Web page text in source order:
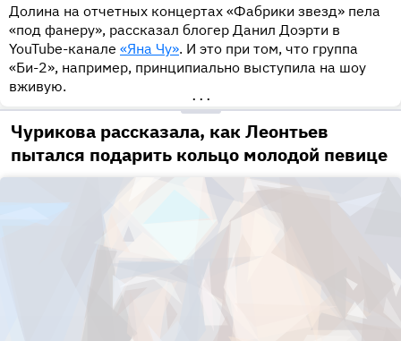
Долина на отчетных концертах «Фабрики звезд» пела
«под фанеру», рассказал блогер Данил Доэрти в
YouTube-канале «Яна Чу». И это при том, что группа
«Би-2», например, принципиально выступила на шоу
вживую.
•••
Чурикова рассказала, как Леонтьев
пытался подарить кольцо молодой певице